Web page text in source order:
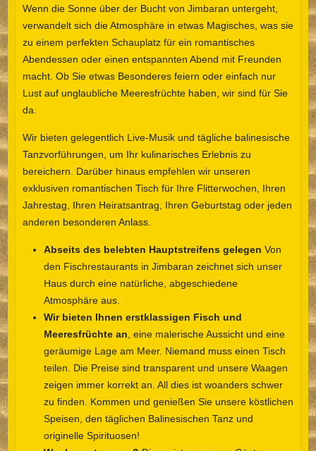
Wenn die Sonne über der Bucht von Jimbaran untergeht,
verwandelt sich die Atmosphäre in etwas Magisches, was sie
zu einem perfekten Schauplatz für ein romantisches
Abendessen oder einen entspannten Abend mit Freunden
macht. Ob Sie etwas Besonderes feiern oder einfach nur
Lust auf unglaubliche Meeresfrüchte haben, wir sind für Sie
da.
Wir bieten gelegentlich Live-Musik und tägliche balinesische
Tanzvorführungen, um Ihr kulinarisches Erlebnis zu
bereichern. Darüber hinaus empfehlen wir unseren
exklusiven romantischen Tisch für Ihre Flitterwochen, Ihren
Jahrestag, Ihren Heiratsantrag, Ihren Geburtstag oder jeden
anderen besonderen Anlass.
Abseits des belebten Hauptstreifens gelegen Von
den Fischrestaurants in Jimbaran zeichnet sich unser
Haus durch eine natürliche, abgeschiedene
Atmosphäre aus.
Wir bieten Ihnen erstklassigen Fisch und
Meeresfrüchte an , eine malerische Aussicht und eine
geräumige Lage am Meer. Niemand muss einen Tisch
teilen. Die Preise sind transparent und unsere Waagen
zeigen immer korrekt an. All dies ist woanders schwer
zu finden. Kommen und genießen Sie unsere köstlichen
Speisen, den täglichen Balinesischen Tanz und
originelle Spirituosen!